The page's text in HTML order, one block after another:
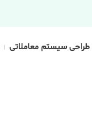
طراحی سیستم معاملاتی